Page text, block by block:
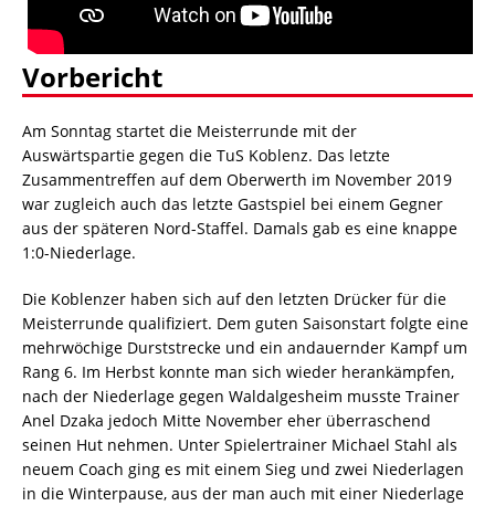
Vorbericht
Am Sonntag startet die Meisterrunde mit der
Auswärtspartie gegen die TuS Koblenz. Das letzte
Zusammentreffen auf dem Oberwerth im November 2019
war zugleich auch das letzte Gastspiel bei einem Gegner
aus der späteren Nord-Staffel. Damals gab es eine knappe
1:0-Niederlage.
Die Koblenzer haben sich auf den letzten Drücker für die
Meisterrunde qualifiziert. Dem guten Saisonstart folgte eine
mehrwöchige Durststrecke und ein andauernder Kampf um
Rang 6. Im Herbst konnte man sich wieder herankämpfen,
nach der Niederlage gegen Waldalgesheim musste Trainer
Anel Dzaka jedoch Mitte November eher überraschend
seinen Hut nehmen. Unter Spielertrainer Michael Stahl als
neuem Coach ging es mit einem Sieg und zwei Niederlagen
in die Winterpause, aus der man auch mit einer Niederlage